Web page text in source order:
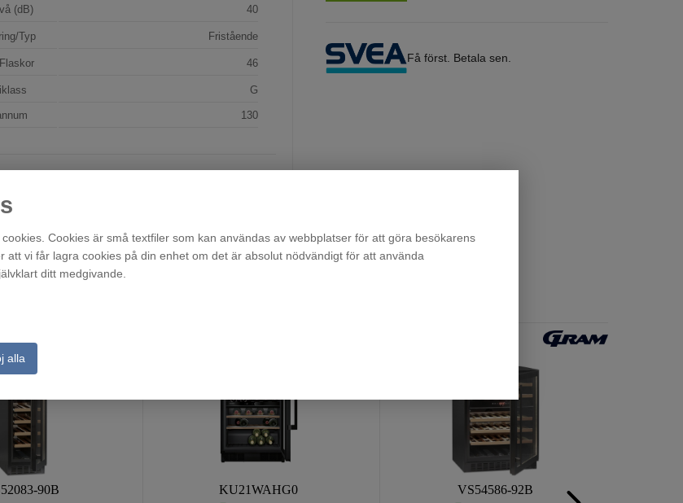
Cookies är små textfiler som kan användas av webbplatser för att göra besökarens
att vi får lagra cookies på din enhet om det är absolut nödvändigt för att använda
ditt medgivande.
alla
(dB) 40
Typ Fristående
46
G
130
Få först. Betala sen.
90B KU21WAHG0 VS54586-92B